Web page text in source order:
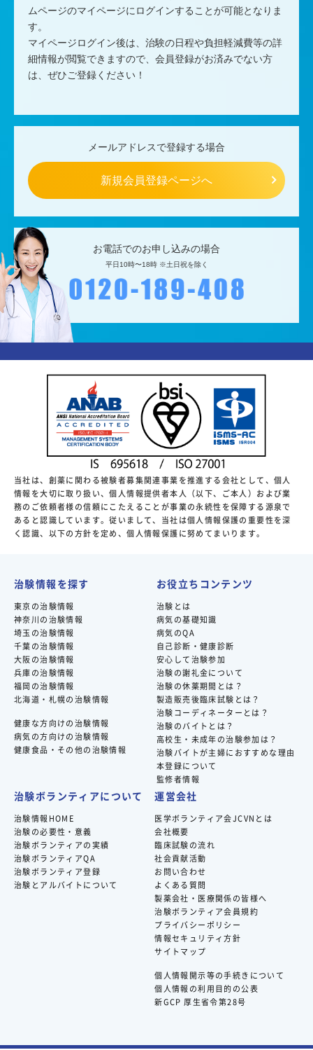
ムページのマイページにログインすることが可能となりま
す。
マイページログイン後は、治験の日程や負担軽減費等の詳
細情報が閲覧できますので、 会員登録がお済みでない方
は、ぜひご登録ください！
メールアドレスで登録する場合
新規会員登録ページへ
お電話でのお申し込みの場合
平日10時〜18時 ※土日祝を除く
当社は、創薬に関わる被験者募集関連事業を推進する会社として、個人
情報を大切に取り扱い、個人情報提供者本人（以下、ご本人）および業
務のご依頼者様の信頼にこたえることが事業の永続性を保障する源泉で
あると認識しています。従いまして、当社は個人情報保護の重要性を深
く認識、以下の方針を定め、個人情報保護に努めてまいります。
治験情報を探す
東京の治験情報
神奈川の治験情報
埼玉の治験情報
千葉の治験情報
大阪の治験情報
兵庫の治験情報
福岡の治験情報
北海道・札幌の治験情報
健康な方向けの治験情報
病気の方向けの治験情報
健康食品・その他の治験情報
お役立ちコンテンツ
治験とは
病気の基礎知識
病気のQA
自己診断・健康診断
安心して治験参加
治験の謝礼金について
治験の休薬期間とは？
製造販売後臨床試験とは？
治験コーディネーターとは？
治験のバイトとは？
高校生・未成年の治験参加は？
治験バイトが主婦におすすめな理由
本登録について
監修者情報
治験ボランティアについて
治験情報HOME
治験の必要性・意義
治験ボランティアの実績
治験ボランティアQA
治験ボランティア登録
治験とアルバイトについて
運営会社
医学ボランティア会JCVNとは
会社概要
臨床試験の流れ
社会貢献活動
お問い合わせ
よくある質問
製薬会社・医療関係の皆様へ
治験ボランティア会員規約
プライバシーポリシー
情報セキュリティ方針
サイトマップ
個人情報開示等の手続きについて
個人情報の利用目的の公表
新GCP 厚生省令第28号